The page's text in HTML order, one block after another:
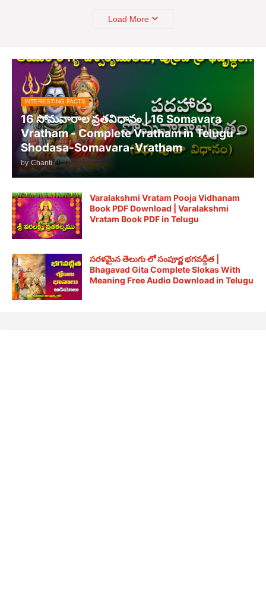
Load More
INTERESTING FACTS
16 సోమవారాల వ్రతవిధానం | 16 Somavara
Vratham - Complete Vratham in Telugu -
Shodasa-Somavara-Vratham
by Chanti
Varalakshmi Vratam Pooja Vidhanam
Book PDF Download | Varalakshmi
Vratam Book PDF in Telugu
సరళమైన తెలుగు లో సంపూర్ణ భగవద్గీత |
Bhagavad Gita Complete Slokas With
Meaning Free Audio Download in Telugu